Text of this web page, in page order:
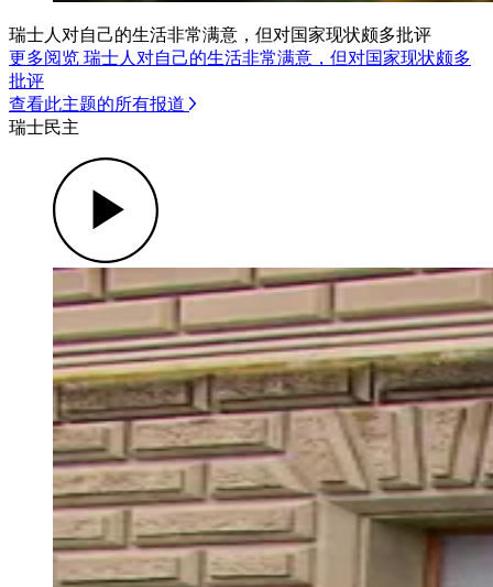
瑞士人对自己的生活非常满意，但对国家现状颇多批评
更多阅览 瑞士人对自己的生活非常满意，但对国家现状颇多
批评
查看此主题的所有报道
瑞士民主